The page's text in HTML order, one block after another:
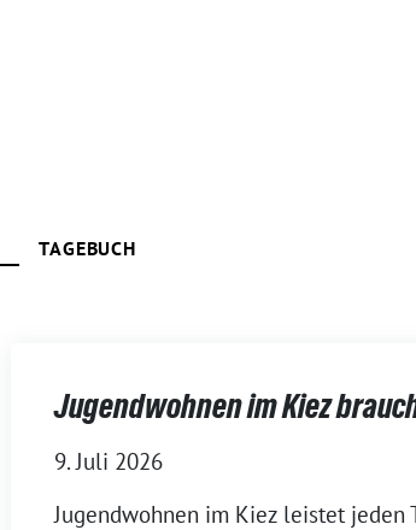
TAGEBUCH
Jugendwohnen im Kiez
9. Juli 2026
Jugendwohnen im Kiez leistet jeden